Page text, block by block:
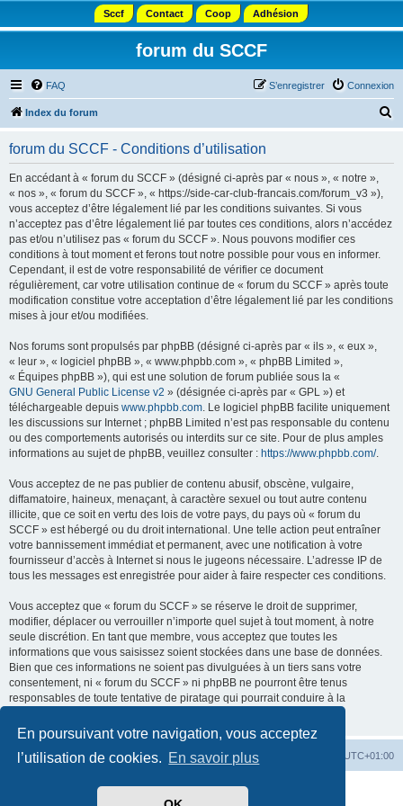
En poursuivant votre navigation, vous acceptez
l’utilisation de cookies. En savoir plus
Sccf Contact Coop Adhésion
forum du SCCF
FAQ Connexion
S’enregistrer
Index du forum
forum du SCCF - Conditions d’utilisation
En accédant à « forum du SCCF » (désigné ci-après par « nous », « notre »,
« nos », « forum du SCCF », « https://side-car-club-francais.com/forum_v3 »),
vous acceptez d’être légalement lié par les conditions suivantes. Si vous
n’acceptez pas d’être légalement lié par toutes ces conditions, alors n’accédez
pas et/ou n’utilisez pas « forum du SCCF ». Nous pouvons modifier ces
conditions à tout moment et ferons tout notre possible pour vous en informer.
Cependant, il est de votre responsabilité de vérifier ce document
régulièrement, car votre utilisation continue de « forum du SCCF » après toute
modification constitue votre acceptation d’être légalement lié par les conditions
mises à jour et/ou modifiées.
Nos forums sont propulsés par phpBB (désigné ci-après par « ils », « eux »,
« leur », « logiciel phpBB », « www.phpbb.com », « phpBB Limited »,
« Équipes phpBB »), qui est une solution de forum publiée sous la «
GNU General Public License v2 » (désignée ci-après par « GPL ») et
téléchargeable depuis www.phpbb.com. Le logiciel phpBB facilite uniquement
les discussions sur Internet ; phpBB Limited n’est pas responsable du contenu
ou des comportements autorisés ou interdits sur ce site. Pour de plus amples
informations au sujet de phpBB, veuillez consulter : https://www.phpbb.com/.
Vous acceptez de ne pas publier de contenu abusif, obscène, vulgaire,
diffamatoire, haineux, menaçant, à caractère sexuel ou tout autre contenu
illicite, que ce soit en vertu des lois de votre pays, du pays où « forum du
SCCF » est hébergé ou du droit international. Une telle action peut entraîner
votre bannissement immédiat et permanent, avec une notification à votre
fournisseur d’accès à Internet si nous le jugeons nécessaire. L’adresse IP de
tous les messages est enregistrée pour aider à faire respecter ces conditions.
Vous acceptez que « forum du SCCF » se réserve le droit de supprimer,
modifier, déplacer ou verrouiller n’importe quel sujet à tout moment, à notre
seule discrétion. En tant que membre, vous acceptez que toutes les
informations que vous saisissez soient stockées dans une base de données.
Bien que ces informations ne soient pas divulguées à un tiers sans votre
consentement, ni « forum du SCCF » ni phpBB ne pourront être tenus
responsables de toute tentative de piratage qui pourrait conduire à la
Index du forum UTC+01:00
Développé parphpBB® Forum Software © phpBB Limited
Traduit par